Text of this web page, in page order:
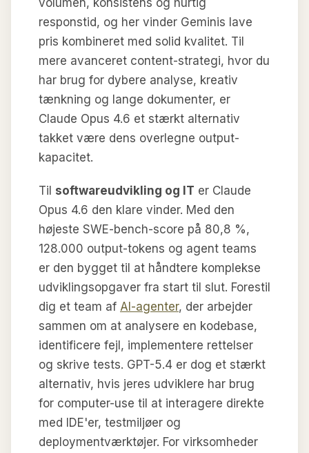
responstid, og her vinder Geminis lave
pris kombineret med solid kvalitet. Til
mere avanceret content-strategi, hvor du
har brug for dybere analyse, kreativ
tænkning og lange dokumenter, er
Claude Opus 4.6 et stærkt alternativ
takket være dens overlegne output-
kapacitet.
Til softwareudvikling og IT er Claude
Opus 4.6 den klare vinder. Med den
højeste SWE-bench-score på 80,8 %,
128.000 output-tokens og agent teams
er den bygget til at håndtere komplekse
udviklingsopgaver fra start til slut. Forestil
dig et team af AI-agenter, der arbejder
sammen om at analysere en kodebase,
identificere fejl, implementere rettelser
og skrive tests. GPT-5.4 er dog et stærkt
alternativ, hvis jeres udviklere har brug
for computer-use til at interagere direkte
med IDE'er, testmiljøer og
deploymentværktøjer. For virksomheder